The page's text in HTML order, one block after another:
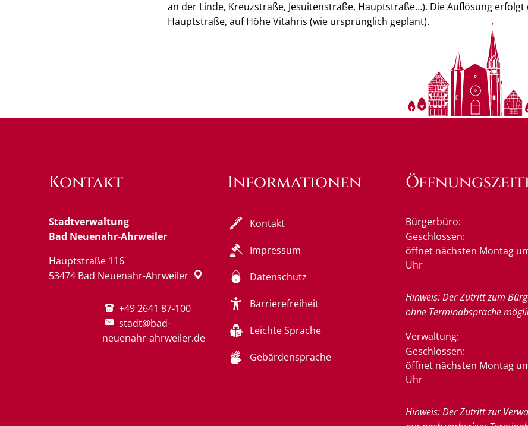
an der Linde, Kreuzstraße, Jesuitenstraße, Hauptstraße…). Die Auflösung
Hauptstraße, auf Höhe Vitahris (wie ursprünglich geplant).
Kontakt
Stadtverwaltung
Bad Neuenahr-Ahrweiler
Hauptstraße 116
53474 Bad Neuenahr-Ahrweiler
+49 2641 87-100
stadt@bad-
neuenahr-ahrweiler.de
Informationen
Kontakt
Impressum
Datenschutz
Barrierefreiheit
Leichte Sprache
Gebärdensprache
Bürgerbüro:
Klicken, um weitere
Geschlossen:
öffnet nächsten Montag
Uhr
Hinweis: Der Zutritt zum
ohne Terminabsprache
Verwaltung:
Klicken, um weitere
Geschlossen:
öffnet nächsten Montag
Uhr
Hinweis: Der Zutritt zur